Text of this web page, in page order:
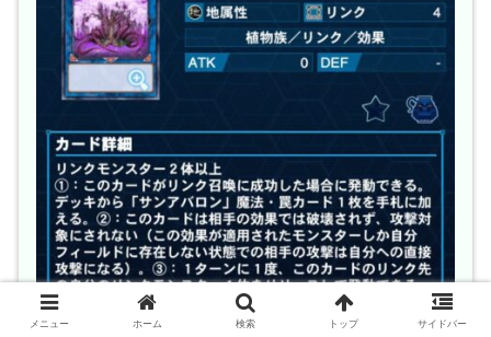
メニュー ホーム 検索 トップ サイドバー